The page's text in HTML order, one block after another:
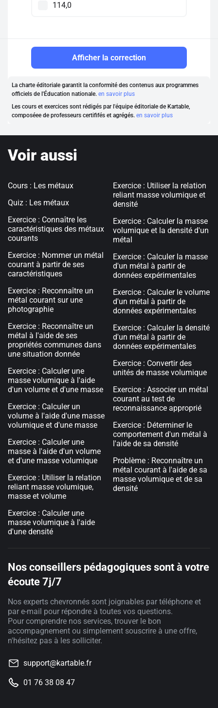
114,0
Afficher la correction
La charte éditoriale garantit la conformité des contenus aux programmes
officiels de l'Éducation nationale. en savoir plus
Les cours et exercices sont rédigés par l'équipe éditoriale de Kartable,
composéee de professeurs certififés et agrégés. en savoir plus
Voir aussi
Cours : Les métaux
Quiz : Les métaux
Exercice : Connaître les
caractéristiques des métaux
courants
Exercice : Nommer un métal
courant à partir de ses
caractéristiques
Exercice : Reconnaître un
métal courant sur une
photographie
Exercice : Reconnaître un
métal à l'aide de ses
propriétés communes dans
une situation donnée
Exercice : Calculer une
masse volumique à l'aide
d'un volume et d'une masse
Exercice : Calculer un
volume à l'aide d'une masse
volumique et d'une masse
Exercice : Calculer une
masse à l'aide d'un volume
et d'une masse volumique
Exercice : Utiliser la relation
reliant masse volumique,
masse et volume
Exercice : Calculer une
masse volumique à l'aide
d'une densité
Exercice : Utiliser la relation
reliant masse volumique et
densité
Exercice : Calculer la masse
volumique et la densité d'un
métal
Exercice : Calculer la masse
d'un métal à partir de
données expérimentales
Exercice : Calculer le volume
d'un métal à partir de
données expérimentales
Exercice : Calculer la densité
d'un métal à partir de
données expérimentales
Exercice : Convertir des
unités de masse volumique
Exercice : Associer un métal
courant au test de
reconnaissance approprié
Exercice : Déterminer le
comportement d'un métal à
l'aide de sa densité
Problème : Reconnaître un
métal courant à l'aide de sa
masse volumique et de sa
densité
Nos conseillers pédagogiques sont à votre
écoute 7j/7
Nos experts chevronnés sont joignables par téléphone et
par e-mail pour répondre à toutes vos questions.
Pour comprendre nos services, trouver le bon
accompagnement ou simplement souscrire à une offre,
n'hésitez pas à les solliciter.
support@kartable.fr
01 76 38 08 47